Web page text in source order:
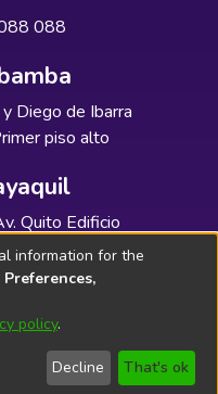
088
Diego de Ibarra
piso alto
Quito Edificio
baja
information for the
policy.
Decline That's ok